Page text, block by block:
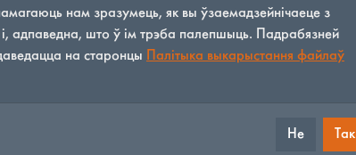
нам зразумець, як вы ўзаемадзейнічаеце з
адпаведна, што ў ім трэба палепшыць. Падрабязней
на старонцы
Палітыка выкарыстання файлаў
Не Так